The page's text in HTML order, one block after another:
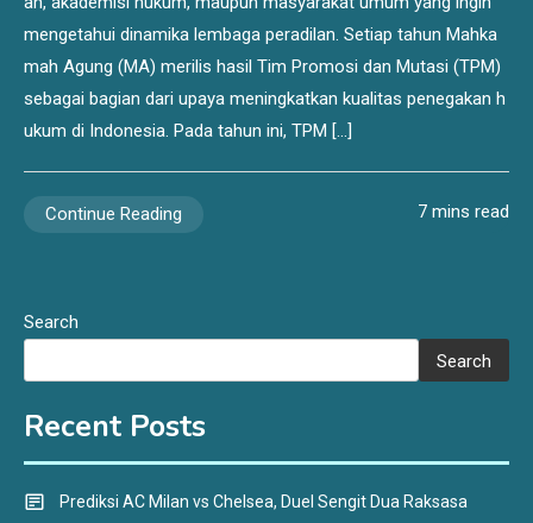
mengetahui dinamika lembaga peradilan. Setiap tahun Mahka
mah Agung (MA) merilis hasil Tim Promosi dan Mutasi (TPM)
sebagai bagian dari upaya meningkatkan kualitas penegakan h
ukum di Indonesia. Pada tahun ini, TPM […]
Continue Reading 7 mins read
Search
Search
Recent Posts
Prediksi AC Milan vs Chelsea, Duel Sengit Dua Raksasa